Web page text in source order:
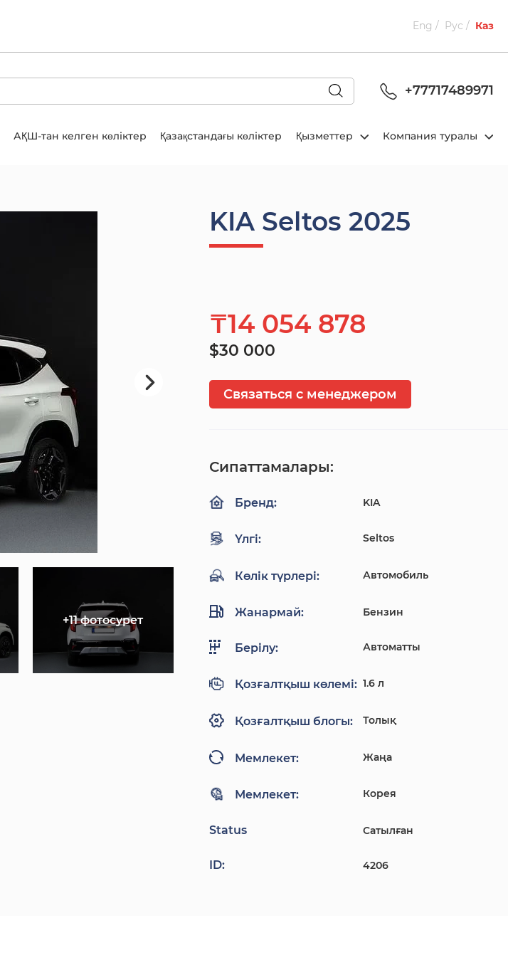
Eng Рус Каз
+77717489971
АҚШ-тан келген көліктер Қазақстандағы көліктер Қызметтер Компания туралы
KIA Seltos 2025
₸14 054 878
$30 000
+11 фотосурет
Связаться с менеджером
Сипаттамалары:
Бренд: KIA
Үлгі: Seltos
Көлік түрлері: Автомобиль
Жанармай: Бензин
Берілу: Автоматты
Қозғалтқыш көлемі: 1.6 л
Қозғалтқыш блогы: Толық
Мемлекет: Жаңа
Мемлекет: Корея
Status Сатылған
ID: 4206